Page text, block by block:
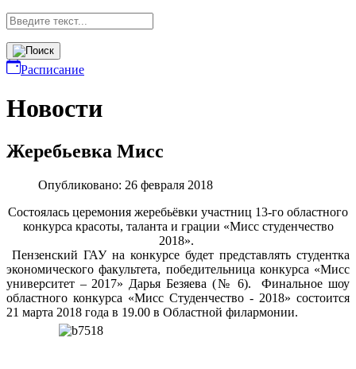
Расписание
Новости
Жеребьевка Мисс
Опубликовано: 26 февраля 2018
Состоялась церемония жеребьёвки участниц 13-го областного
конкурса красоты, таланта и грации «Мисс студенчество
2018».
Пензенский ГАУ на конкурсе будет представлять студентка
экономического факультета, победительница конкурса «Мисс
университет – 2017» Дарья Безяева (№ 6). Финальное шоу
областного конкурса «Мисс Студенчество - 2018» состоится
21 марта 2018 года в 19.00 в Областной филармонии.